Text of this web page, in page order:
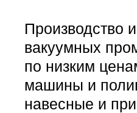
Производство
вакуумных
по низким
машины и
навесные и